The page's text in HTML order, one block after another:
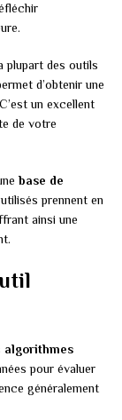
plupart des outils
d’obtenir une
un excellent
de votre
base de
prennent en
ainsi une
algorithmes
pour évaluer
généralement